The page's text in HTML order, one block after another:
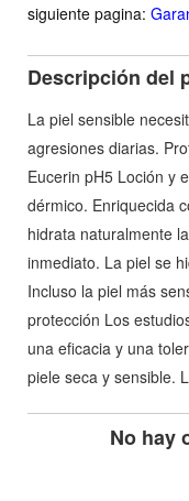
siguiente pagina:
Descripción del
La piel sensible
agresiones diarias.
Eucerin pH5 Loción y
dérmico. Enriquecida
hidrata naturalmente
inmediato. La piel se
Incluso la piel más
protección Los
una eficacia y una
piele seca y sensible.
No hay